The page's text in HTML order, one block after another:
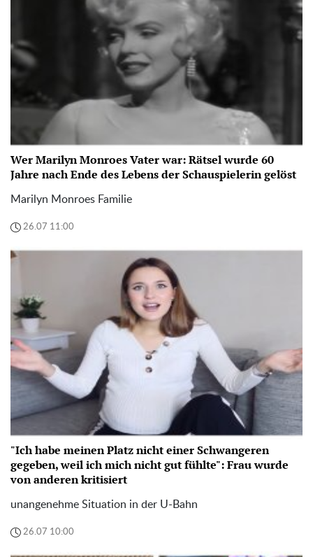
Wer Marilyn Monroes Vater war: Rätsel wurde 60
Jahre nach Ende des Lebens der Schauspielerin gelöst
Marilyn Monroes Familie
26.07 11:00
"Ich habe meinen Platz nicht einer Schwangeren
gegeben, weil ich mich nicht gut fühlte": Frau wurde
von anderen kritisiert
unangenehme Situation in der U-Bahn
26.07 10:00